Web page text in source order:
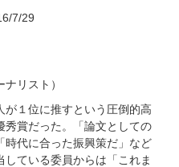
7/29
リスト）
１位に推すという圧倒的高
秀賞だった。「論文としての
時代に合った振興策だ」など
ている委員からは「これま